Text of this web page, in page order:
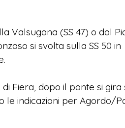
Valsugana (SS 47) o dal
si svolta sulla SS 50 in
Fiera, dopo il ponte si gira
le indicazioni per Agordo/